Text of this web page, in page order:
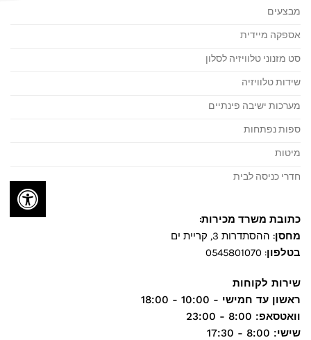
מבצעים
אספקה מיידית
סט מזנוני טלוויזיה לסלון
שידות טלוויזיה
מערכות ישיבה פינתיים
ספות נפתחות
מיטות
חדרי כניסה לבית
כתובת משרד מכירות:
מחסן: ההסתדרות 3, קריית ים
בטלפון:
0545801070
שירות לקוחות
ראשון עד חמישי - 10:00 - 18:00
וואטסאפ: 8:00 - 23:00
שישי: 8:00 - 17:30